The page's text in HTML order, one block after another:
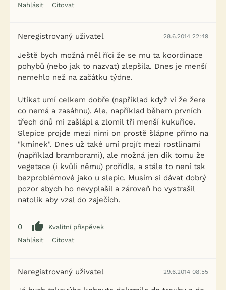
Nahlásit
Citovat
Neregistrovaný uživatel 28.6.2014 22:49
Ještě bych možná měl říci že se mu ta koordinace
pohybů (nebo jak to nazvat) zlepšila. Dnes je menší
nemehlo než na začátku týdne.
Utíkat umí celkem dobře (například když ví že žere
co nemá a zasáhnu). Ale, například během prvních
třech dnů mi zašlápl a zlomil tři menší kukuřice.
Slepice projde mezi nimi on prostě šlápne přímo na
"kmínek". Dnes už také umí projít mezi rostlinami
(například bramborami), ale možná jen dík tomu že
vegetace (i kvůli němu) prořídla, a stále to není tak
bezproblémové jako u slepic. Musím si dávat dobrý
pozor abych ho nevyplašil a zároveň ho vystrašil
natolik aby vzal do zaječích.
0
Kvalitní příspěvek
Nahlásit
Citovat
Neregistrovaný uživatel 29.6.2014 08:55